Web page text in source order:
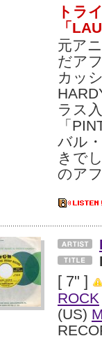
トラ
「
元ア
だア
カッ
ラス
「
バル
きで
のア
[ 7" ]
ROCK
(US)